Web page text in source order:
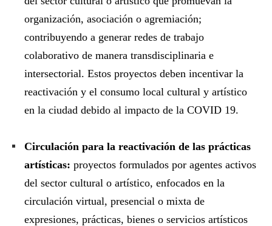
organización, asociación o agremiación;
contribuyendo a generar redes de trabajo
colaborativo de manera transdisciplinaria e
intersectorial. Estos proyectos deben incentivar la
reactivación y el consumo local cultural y artístico
en la ciudad debido al impacto de la COVID 19.
Circulación para la reactivación de las prácticas
artísticas: proyectos formulados por agentes activos
del sector cultural o artístico, enfocados en la
circulación virtual, presencial o mixta de
expresiones, prácticas, bienes o servicios artísticos